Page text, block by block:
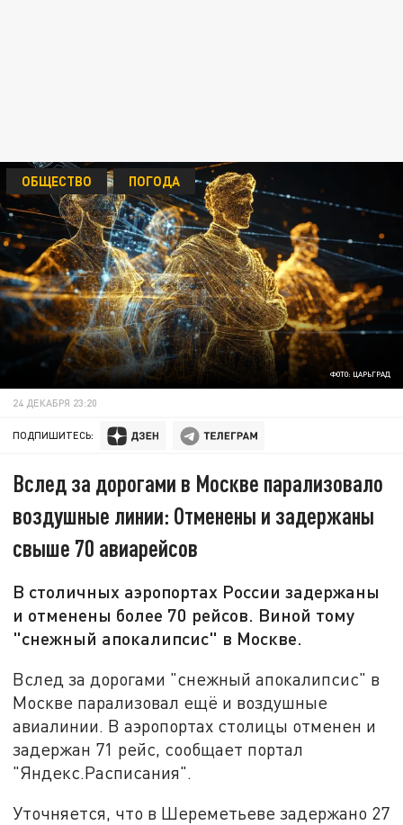
ФОТО: ЦАРЬГРАД
ОБЩЕСТВО ПОГОДА
24 ДЕКАБРЯ 23:20
ПОДПИШИТЕСЬ:
Вслед за дорогами в Москве парализовало
воздушные линии: Отменены и задержаны
свыше 70 авиарейсов
В столичных аэропортах России задержаны
и отменены более 70 рейсов. Виной тому
"снежный апокалипсис" в Москве.
Вслед за дорогами "снежный апокалипсис" в
Москве парализовал ещё и воздушные
авиалинии. В аэропортах столицы отменен и
задержан 71 рейс, сообщает портал
"Яндекс.Расписания".
Уточняется, что в Шереметьеве задержано 27